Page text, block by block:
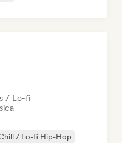
/ Lo-fi
/ Lo-fi Hip-Hop